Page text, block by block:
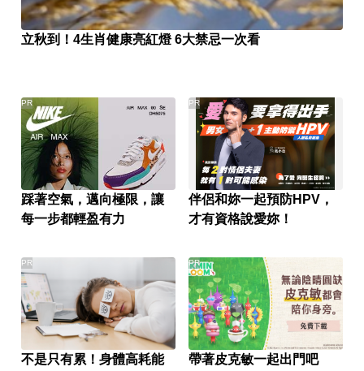
立秋到！4生肖健康亮紅燈 6大禁忌一次看
踩著空氣，邁向極限，讓
每一步都輕盈有力
PR
伴侶和妳一起預防HPV，
才有資格說愛妳！
PR
不是只有累！身體高耗能
PR
帶著皮克敏一起出門吧
PR